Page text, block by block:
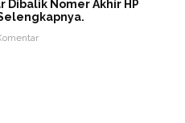
Dibalik Nomer Akhir HP